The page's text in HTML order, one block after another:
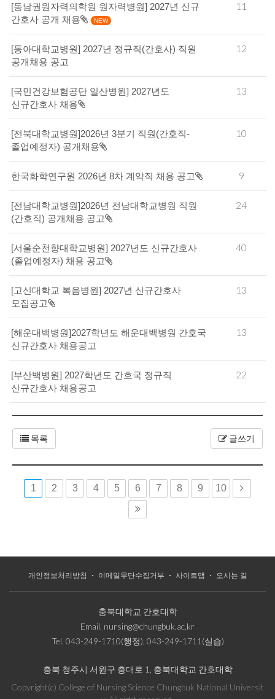
[동남권원자력의학원 원자력병원] 2027년 신규
간호사 공개 채용
NEW
11
[동아대학교병원] 2027년 정규직(간호사) 직원
공개채용 공고
12
[국민건강보험공단 일산병원] 2027년도
신규간호사 채용
13
[전북대학교병원]2026년 3분기 직원(간호직-
졸업예정자) 공개채용
10
한국화학연구원 2026년 8차 계약직 채용 공고 9
[전남대학교병원]2026년 전남대학교병원 직원
(간호직) 공개채용 공고
24
[서울순천향대학교병원] 2027년도 신규간호사
(졸업예정자) 채용 공고
40
[고신대학교 복음병원] 2027년 신규간호사
모집공고
13
[해운대백병원]2027학년도 해운대백병원 간호국
신규간호사 채용공고
13
[부산백병원] 2027학년도 간호국 정규직
신규간호사 채용공고
22
목록 글쓰기
1 2 3 4 5 6 7 8 9 10
개인정보처리방침 이메일무단수집거부 사이트맵 오시는 길
충북대학교 간호대학
Email. nursing@chungbuk.ac.kr
Tel. 043-249-1710(행정), 043-249-1711(실습)
충북 청주시 서원구 충대로 1, 충북대학교 간호대학
Copyright(c) College of Nursing Science Chungbuk National Universit